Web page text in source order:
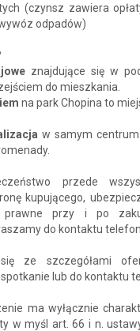
(czynsz zawiera
odpadów)
znajdujące się w
do mieszkania.
na park Chopina to
w samym centrum
przede
kupującego,
prawne przy i po
do kontaktu
ze szczegółami
lub do kontaktu
ma wyłącznie
w myśl art. 66 i n.